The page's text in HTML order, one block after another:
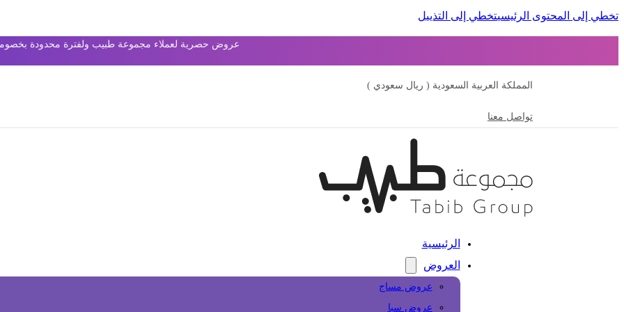
تخطي إلى المحتوى الرئيسيتخطي إلى التذييل
عروض حصرية لعملاء مجموعة طبيب ولفترة محدودة بخصومات
المملكة العربية السعودية ( ريال سعودي )
تواصل معنا
الرئيسية
العروض
عروض مساج
عروض سبا